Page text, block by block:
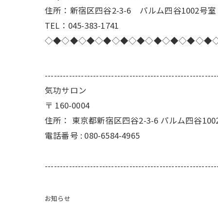
住所：新宿区四谷2-3-6 パルム四谷1002号室
TEL：045-383-1741
気功サロン
〒 160-0004
住所： 東京都新宿区四谷2-3-6 パルム四谷
電話番号 : 080-6584-4965
お知らせ